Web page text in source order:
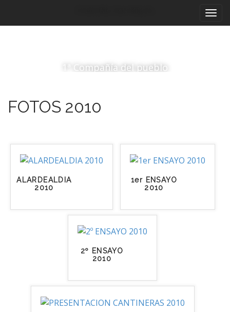
1ª Compañía del pueblo
FOTOS 2010
ALARDEALDIA
2010
1er ENSAYO
2010
2º ENSAYO
2010